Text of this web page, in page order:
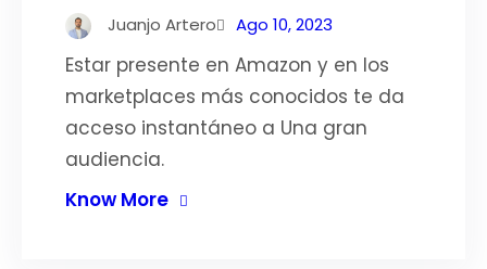
Juanjo Artero Ago 10, 2023
Estar presente en Amazon y en los
marketplaces más conocidos te da
acceso instantáneo a Una gran
audiencia.
Know More